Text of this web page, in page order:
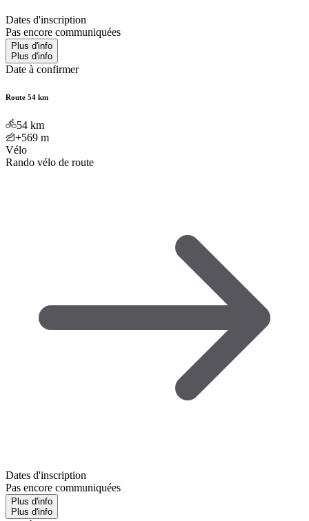
Dates d'inscription
Pas encore communiquées
Plus d'info
Plus d'info
Date à confirmer
Route 54 km
54 km
+569 m
Vélo
Rando vélo de route
Dates d'inscription
Pas encore communiquées
Plus d'info
Plus d'info